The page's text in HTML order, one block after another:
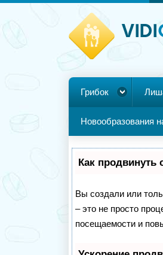
Грибок
Новообразования
Как продвинуть
Вы создали или
– это не просто
посещаемости и